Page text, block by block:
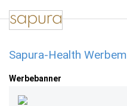
Sapura-Health
Werbebanner